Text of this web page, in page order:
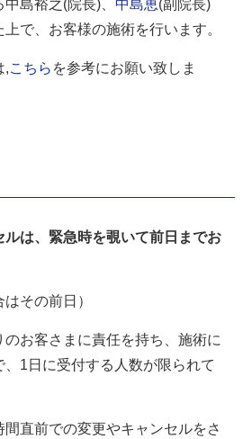
中島裕之(院長)、 中島恵(副院長)
で、お客様の施術を行います。
,こちら を参考にお願い致しま
は、緊急時を覗いて前日までお
その前日）
お客さまに責任を持ち、施術に
1日に受付する人数が限られて
直前での変更やキャンセルをさ